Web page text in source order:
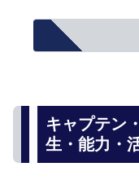
キャプテン
生・能力・